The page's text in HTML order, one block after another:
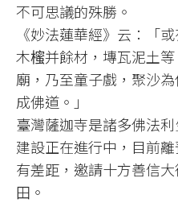
不可思議的殊勝。
《妙法蓮華經》云：「
木櫁并餘材，塼瓦泥土
廟，乃至童子戲，聚沙
成佛道。」
臺灣薩迦寺是諸多佛法
建設正在進行中，目前
有差距，邀請十方善信
田。